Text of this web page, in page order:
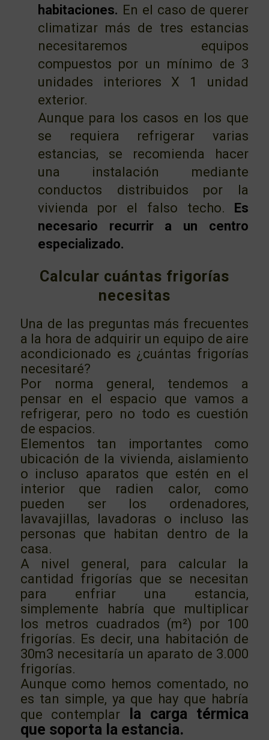
habitaciones. En el caso de querer
climatizar más de tres estancias
necesitaremos equipos
compuestos por un mínimo de 3
unidades interiores X 1 unidad
exterior.
Aunque para los casos en los que
se requiera refrigerar varias
estancias, se recomienda hacer
una instalación mediante
conductos distribuidos por la
vivienda por el falso techo. Es
necesario recurrir a un centro
especializado.
Calcular cuántas frigorías
necesitas
Una de las preguntas más frecuentes
a la hora de adquirir un equipo de aire
acondicionado es ¿cuántas frigorías
necesitaré?
Por norma general, tendemos a
pensar en el espacio que vamos a
refrigerar, pero no todo es cuestión
de espacios.
Elementos tan importantes como
ubicación de la vivienda, aislamiento
o incluso aparatos que estén en el
interior que radien calor, como
pueden ser los ordenadores,
lavavajillas, lavadoras o incluso las
personas que habitan dentro de la
casa.
A nivel general, para calcular la
cantidad frigorías que se necesitan
para enfriar una estancia,
simplemente habría que multiplicar
los metros cuadrados (m²) por 100
frigorías. Es decir, una habitación de
30m3 necesitaría un aparato de 3.000
frigorías.
Aunque como hemos comentado, no
es tan simple, ya que hay que habría
que contemplar
la carga térmica
que soporta la estancia.